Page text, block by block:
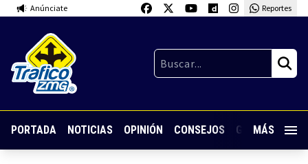
Anúnciate Reportes
PORTADA NOTICIAS OPINIÓN CONSEJOS GUARDIA
MÁS